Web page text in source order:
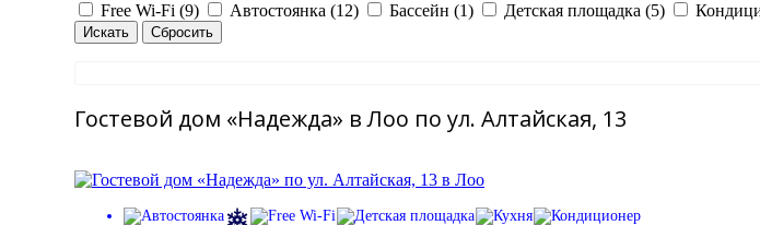
Free Wi-Fi (9)
Автостоянка (12) Бассейн (1) Детская площадка (5)
Гостевой дом «Надежда» в Лоо по ул. Алтайская, 13